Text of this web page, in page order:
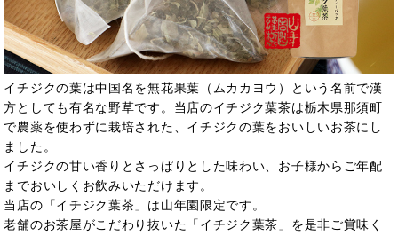
イチジクの葉は中国名を無花果葉（ムカカヨウ）という名前で漢
方としても有名な野草です。当店のイチジク葉茶は栃木県那須町
で農薬を使わずに栽培された、イチジクの葉をおいしいお茶にし
ました。
イチジクの甘い香りとさっぱりとした味わい、お子様からご年配
までおいしくお飲みいただけます。
当店の「イチジク葉茶」は山年園限定です。
老舗のお茶屋がこだわり抜いた「イチジク葉茶」を是非ご賞味く